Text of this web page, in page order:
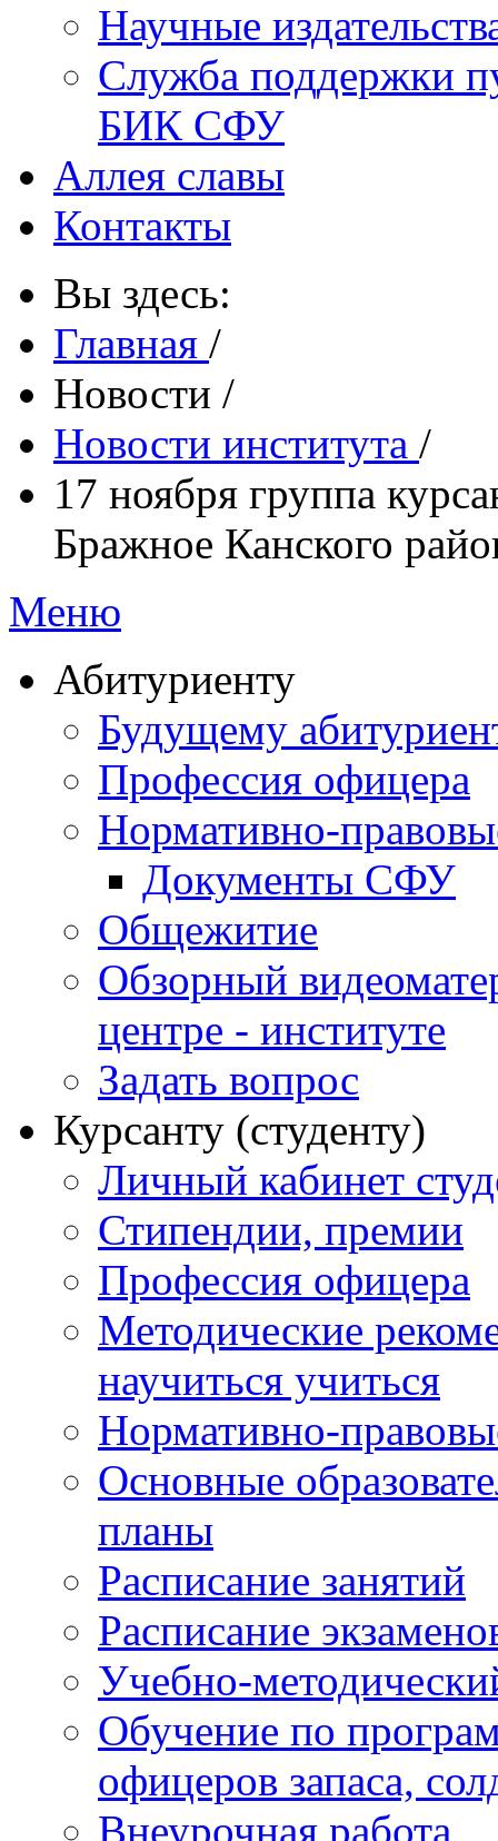
Научные
Служба поддержки
БИК СФУ
Аллея славы
Контакты
Вы здесь:
Главная /
Новости /
Новости института /
17 ноября группа
Бражное Канского
Меню
Абитуриенту
Будущему
Профессия офицера
Нормативно-
Документы СФУ
Общежитие
Обзорный
центре - институте
Задать вопрос
Курсанту (студенту)
Личный кабинет
Стипендии, премии
Профессия офицера
Методические
научиться учиться
Нормативно-
Основные
планы
Расписание занятий
Расписание
Учебно-
Обучение по
офицеров запаса,
Внеурочная работа